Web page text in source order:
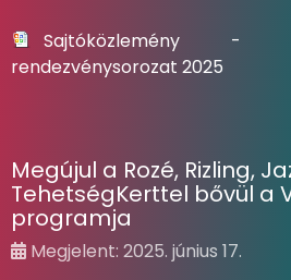
Sajtóközlemény -
rendezvénysorozat 2025
Megújul a Rozé, Rizling,
TehetségKerttel bővül a
programja
Megjelent: 2025. június 17.